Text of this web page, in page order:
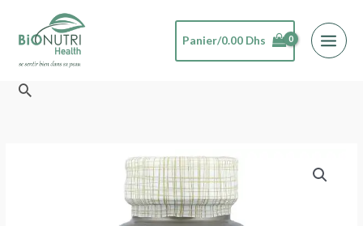
contenu
Panier/0.00 Dhs
Rechercher